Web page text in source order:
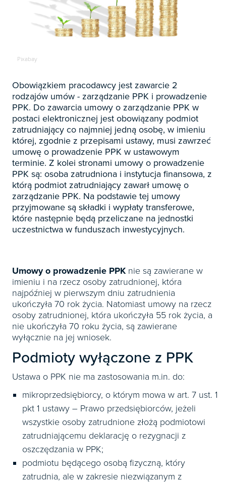
Prenumerata 2026 
Szkolenia
Kadry
Biznes / Zarządzanie
Sygnaliści 
Prawo Pracy i ZUS 
Czasopisma
E-wydania
Książki
E-booki
Webinaria
Rachunkowość i finanse 
Czasopisma
E-wydania
Książki
E-booki
Webinaria
Rachunkowość budżetowa 
Czasopisma
E-wydania
Książki
E-booki
Webinaria
Podatki 
Czasopisma
E-wydania
Książki
E-booki
Biura rachunkowe 
Czasopisma
E-wydania
Książki
Samorząd i administracja 
Czasopisma
E-wydania
E-booki
Webinaria
INFORLEX 
Czasopisma
E-wydania
Książki
E-booki
Webinaria
Prawo gospodarcze 
Czasopisma
E-wydania
Książki
Webinaria
Prawo dla każdego 
Czasopisma
E-wydania
Książki
E-booki
Webinaria
Pixabay
Obowiązkiem pracodawcy jest zawarcie 2
rodzajów umów - zarządzanie PPK i prowadzenie
PPK. Do zawarcia umowy o zarządzanie PPK w
postaci elektronicznej jest obowiązany podmiot
zatrudniający co najmniej jedną osobę, w imieniu
której, zgodnie z przepisami ustawy, musi zawrzeć
umowę o prowadzenie PPK w ustawowym
terminie. Z kolei stronami umowy o prowadzenie
PPK są: osoba zatrudniona i instytucja finansowa, z
którą podmiot zatrudniający zawarł umowę o
zarządzanie PPK. Na podstawie tej umowy
przyjmowane są składki i wypłaty transferowe,
które następnie będą przeliczane na jednostki
uczestnictwa w funduszach inwestycyjnych.
Umowy o prowadzenie PPKnie są zawierane w
imieniu i na rzecz osoby zatrudnionej, która
najpóźniej w pierwszym dniu zatrudnienia
ukończyła 70 rok życia. Natomiast umowy na rzecz
osoby zatrudnionej, która ukończyła 55 rok życia, a
nie ukończyła 70 roku życia, są zawierane
wyłącznie na jej wniosek.
Podmioty wyłączone z PPK
Ustawa o PPK nie ma zastosowania m.in. do:
mikroprzedsiębiorcy, o którym mowa w art. 7 ust. 1
pkt 1 ustawy – Prawo przedsiębiorców, jeżeli
wszystkie osoby zatrudnione złożą podmiotowi
zatrudniającemu deklarację o rezygnacji z
oszczędzania w PPK;
podmiotu będącego osobą fizyczną, który
zatrudnia, ale w zakresie niezwiązanym z